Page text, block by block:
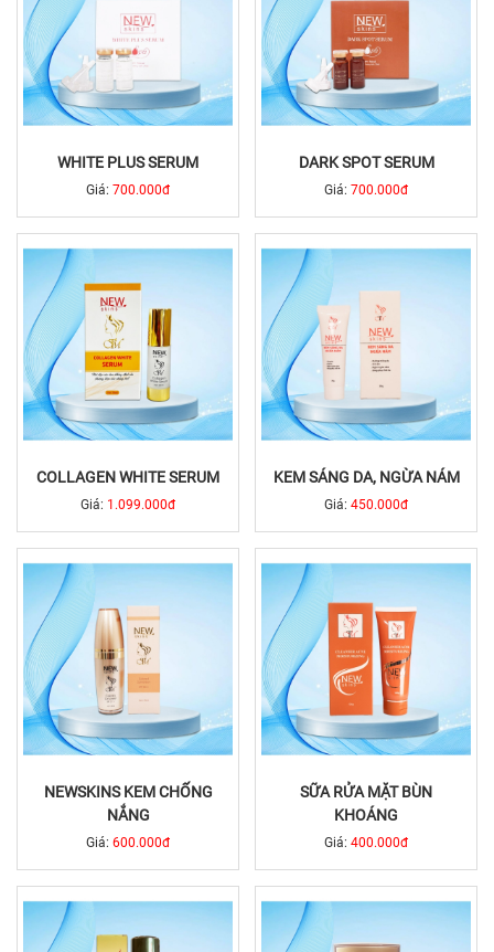
WHITE PLUS SERUM
Giá: 700.000đ
DARK SPOT SERUM
Giá: 700.000đ
COLLAGEN WHITE SERUM
Giá: 1.099.000đ
KEM SÁNG DA, NGỪA NÁM
Giá: 450.000đ
NEWSKINS KEM CHỐNG
NẮNG
Giá: 600.000đ
SỮA RỬA MẶT BÙN
KHOÁNG
Giá: 400.000đ